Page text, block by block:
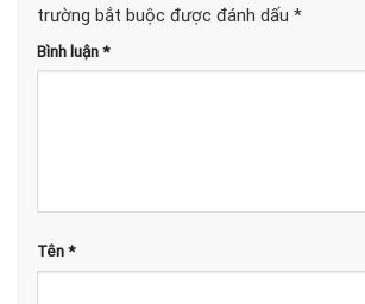
trường bắt buộc được đánh dấu *
Bình luận*
Tên*